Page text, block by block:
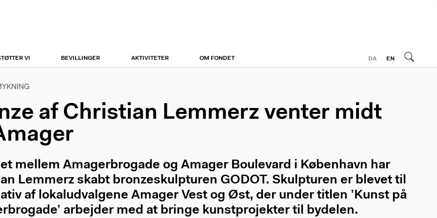
VI BEVILLINGER AKTIVITETER OM FONDET DA EN
af Christian Lemmerz venter midt
mellem Amagerbrogade og Amager Boulevard i København har
Lemmerz skabt bronzeskulpturen GODOT. Skulpturen er blevet til
af lokaludvalgene Amager Vest og Øst, der under titlen ’Kunst på
arbejder med at bringe kunstprojekter til bydelen.